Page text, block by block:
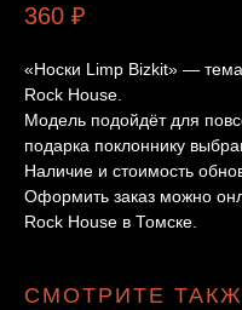
360 ₽
«Носки Limp Bizkit» —
Rock House.
Модель подойдёт для
подарка поклоннику
Наличие и стоимость
Оформить заказ можно
Rock House в Томске.
СМОТРИТЕ